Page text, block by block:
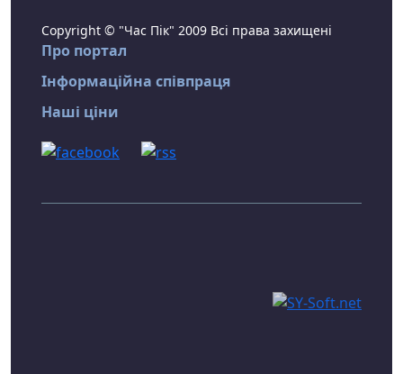
Copyright © "Час Пік" 2009 Всі права захищені
Про портал
Інформаційна співпраця
Наші ціни